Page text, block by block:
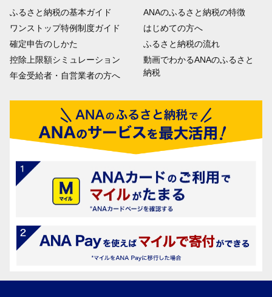
ふるさと納税の基本ガイド
ワンストップ特例制度ガイド
確定申告のしかた
控除上限額シミュレーション
年金受給者・自営業者の方へ
ANAのふるさと納税の特徴
はじめての方へ
ふるさと納税の流れ
動画でわかるANAのふるさと
納税